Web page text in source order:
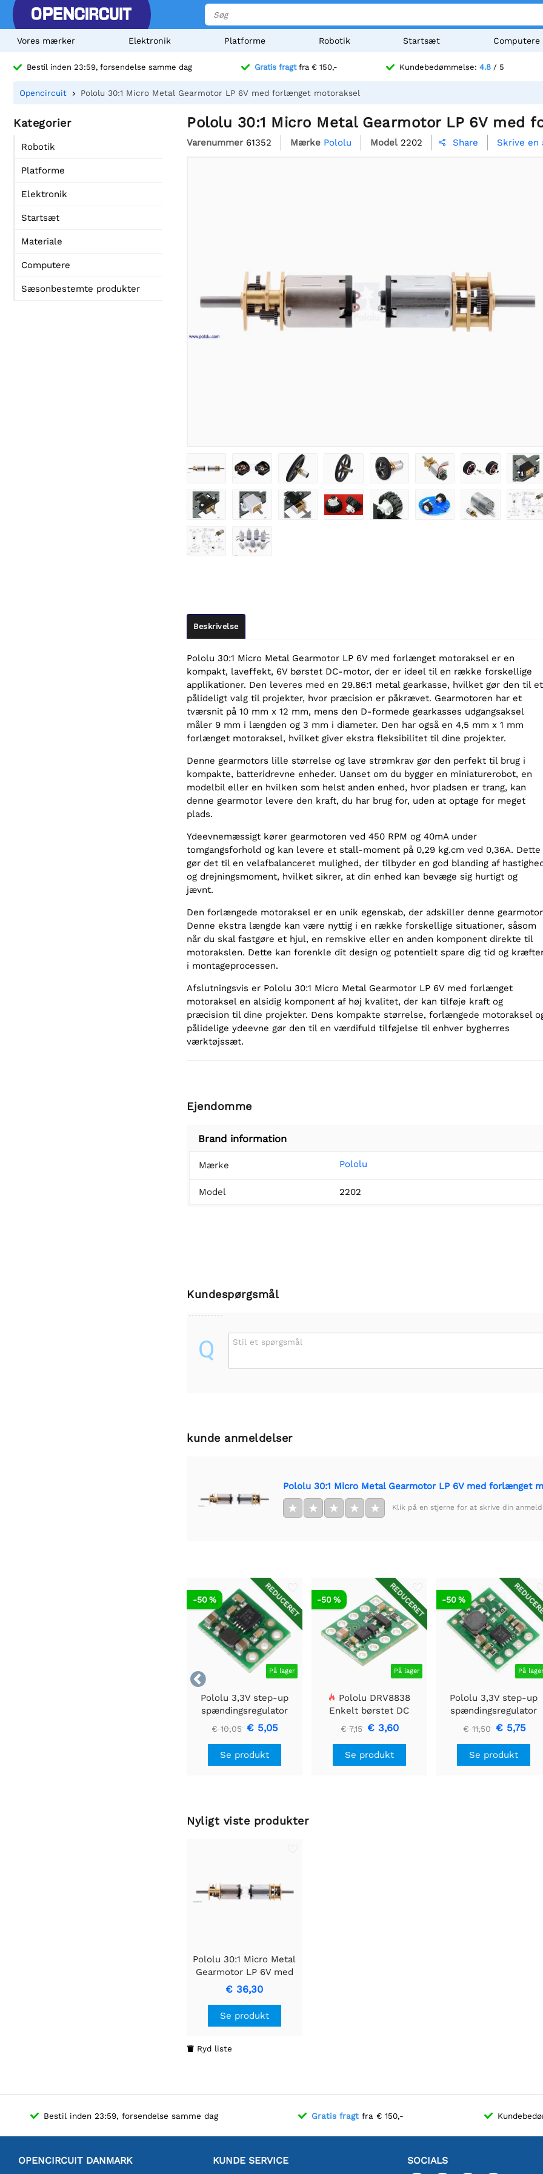
Vores mærker Elektronik Platforme Robotik Startsæt Computere
Bestil inden 23:59, forsendelse samme dag Gratis fragtfra € 150,- Kundebedømmelse: 4.8 / 5
Opencircuit Pololu 30:1 Micro Metal Gearmotor LP 6V med forlænget motoraksel
Kategorier
Robotik
Platforme
Elektronik
Startsæt
Materiale
Computere
Sæsonbestemte produkter
Pololu 30:1 Micro Metal Gearmotor LP 6V med
Varenummer 61352 Mærke Pololu Model 2202  Share Skrive en
Beskrivelse
Pololu 30:1 Micro Metal Gearmotor LP 6V med forlænget motoraksel er en
kompakt, laveffekt, 6V børstet DC-motor, der er ideel til en række forskellige
applikationer. Den leveres med en 29.86:1 metal gearkasse, hvilket gør den til et
pålideligt valg til projekter, hvor præcision er påkrævet. Gearmotoren har et
tværsnit på 10 mm x 12 mm, mens den D-formede gearkasses udgangsaksel
måler 9 mm i længden og 3 mm i diameter. Den har også en 4,5 mm x 1 mm
forlænget motoraksel, hvilket giver ekstra fleksibilitet til dine projekter.
Denne gearmotors lille størrelse og lave strømkrav gør den perfekt til brug i
kompakte, batteridrevne enheder. Uanset om du bygger en miniaturerobot, en
modelbil eller en hvilken som helst anden enhed, hvor pladsen er trang, kan
denne gearmotor levere den kraft, du har brug for, uden at optage for meget
plads.
Ydeevnemæssigt kører gearmotoren ved 450 RPM og 40mA under
tomgangsforhold og kan levere et stall-moment på 0,29 kg.cm ved 0,36A. Dette
gør det til en velafbalanceret mulighed, der tilbyder en god blanding af
og drejningsmoment, hvilket sikrer, at din enhed kan bevæge sig hurtigt og
jævnt.
Den forlængede motoraksel er en unik egenskab, der adskiller denne
Denne ekstra længde kan være nyttig i en række forskellige situationer, såsom
når du skal fastgøre et hjul, en remskive eller en anden komponent direkte til
motorakslen. Dette kan forenkle dit design og potentielt spare dig tid og
i montageprocessen.
Afslutningsvis er Pololu 30:1 Micro Metal Gearmotor LP 6V med forlænget
motoraksel en alsidig komponent af høj kvalitet, der kan tilføje kraft og
præcision til dine projekter. Dens kompakte størrelse, forlængede motoraksel
pålidelige ydeevne gør den til en værdifuld tilføjelse til enhver bygherres
værktøjssæt.
Ejendomme
Brand information
Mærke Pololu
Model 2202
Kundespørgsmål
Q Stil et spørgsmål
kunde anmeldelser
Pololu 30:1 Micro Metal Gearmotor LP 6V med forlænget
★ ★ ★ ★ ★ Klik på en stjerne for at skrive din

REDUCERET
På lager
-50 %
Pololu 3,3V step-up
spændingsregulator
U1V10F3
€ 10,05 € 5,05
Se produkt
REDUCERET
På lager
-50 %
Pololu DRV8838
Enkelt børstet DC
Motor Driver Holder
€ 7,15 € 3,60
Se produkt
På lager
-50 %
Pololu 3,3V step-up
spændingsregulator
U1V11F3
€ 11,50 € 5,75
Se produkt
Nyligt viste produkter
Pololu 30:1 Micro Metal
Gearmotor LP 6V med
forlænget motoraksel
€ 36,30
Se produkt
 Ryd liste
Bestil inden 23:59, forsendelse samme dag Gratis fragt fra € 150,-
OPENCIRCUIT DANMARK KUNDE SERVICE SOCIALS